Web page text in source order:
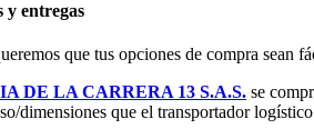
y entregas
que tus opciones de compra sean
DE LA CARRERA 13 S.A.S. se
dimensiones que el transportador